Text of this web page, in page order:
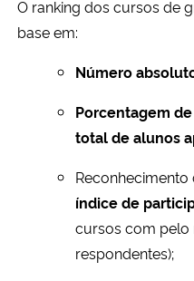
O ranking dos cursos de
base em:
Número
Porcentagem
total de alunos
índice de
cursos com pelo
respondentes);